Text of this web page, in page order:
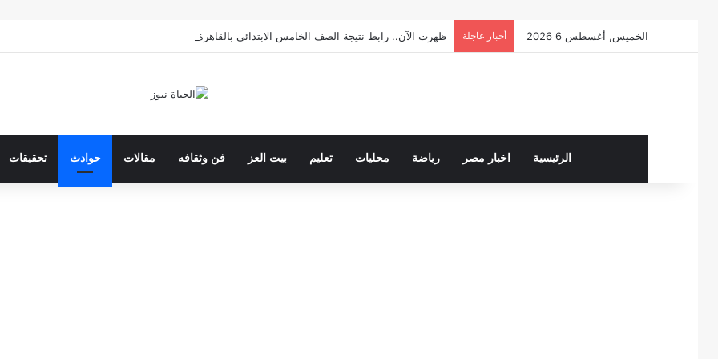
الخميس, أغسطس 6 2026 أخبار عاجلة ظهرت الآن.. رابط نتيجة الصف الخامس الابتدائي بالقاهرة 2026 بالرقم القومي
الرئيسية اخبار مصر رياضة محليات تعليم بيت العز فن وثقافه مقالات حوادث تحقيقات